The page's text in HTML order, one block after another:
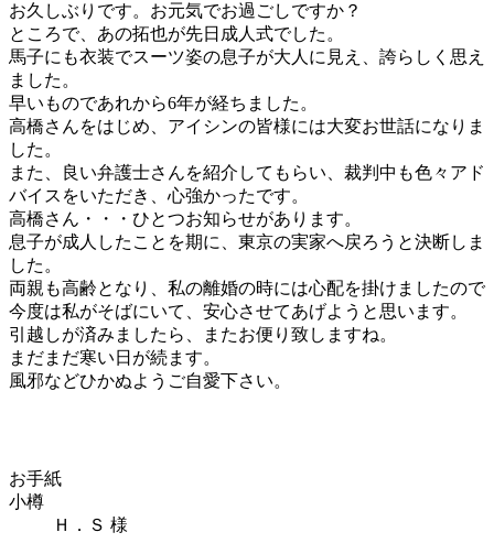
お久しぶりです。お元気でお過ごしですか？
ところで、あの拓也が先日成人式でした。
馬子にも衣装でスーツ姿の息子が大人に見え、誇らしく思え
ました。
早いものであれから6年が経ちました。
高橋さんをはじめ、アイシンの皆様には大変お世話になりま
した。
また、良い弁護士さんを紹介してもらい、裁判中も色々アド
バイスをいただき、心強かったです。
高橋さん・・・ひとつお知らせがあります。
息子が成人したことを期に、東京の実家へ戻ろうと決断しま
した。
両親も高齢となり、私の離婚の時には心配を掛けましたので
今度は私がそばにいて、安心させてあげようと思います。
引越しが済みましたら、またお便り致しますね。
まだまだ寒い日が続ます。
風邪などひかぬようご自愛下さい。
お手紙
小樽
Ｈ．Ｓ 様